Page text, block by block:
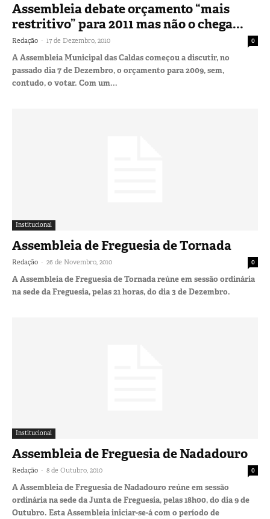
Assembleia debate orçamento “mais
restritivo” para 2011 mas não o chega...
Redação - 17 de Dezembro, 2010 0
A Assembleia Municipal das Caldas começou a discutir, no
passado dia 7 de Dezembro, o orçamento para 2009, sem,
contudo, o votar. Com um...
Institucional
Assembleia de Freguesia de Tornada
Redação - 26 de Novembro, 2010 0
A Assembleia de Freguesia de Tornada reúne em sessão ordinária
na sede da Freguesia, pelas 21 horas, do dia 3 de Dezembro.
Institucional
Assembleia de Freguesia de Nadadouro
Redação - 8 de Outubro, 2010 0
A Assembleia de Freguesia de Nadadouro reúne em sessão
ordinária na sede da Junta de Freguesia, pelas 18h00, do dia 9 de
Outubro. Esta Assembleia iniciar-se-á com o período de